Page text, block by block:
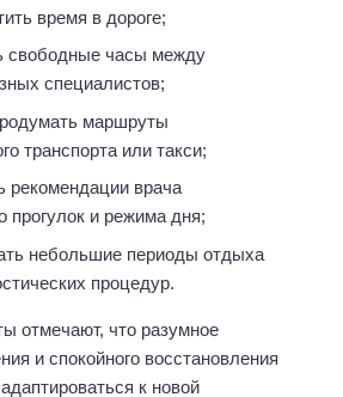
время в дороге;
свободные часы между
специалистов;
маршруты
транспорта или такси;
рекомендации врача
прогулок и режима дня;
небольшие периоды отдыха
процедур.
отмечают, что разумное
и спокойного восстановления
к новой